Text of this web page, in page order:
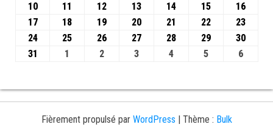
10
11 12 13 14 15
16
17
18 19 20 21 22
23
24
25 26 27 28 29
30
31
1 2 3 4 5 6
Fièrement propulsé par WordPress | Thème : Bulk